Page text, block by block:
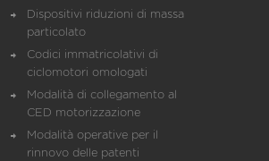
Dispositivi riduzioni di massa
particolato
Codici immatricolativi di
ciclomotori omologati
Modalità di collegamento al
CED motorizzazione
Modalità operative per il
rinnovo delle patenti